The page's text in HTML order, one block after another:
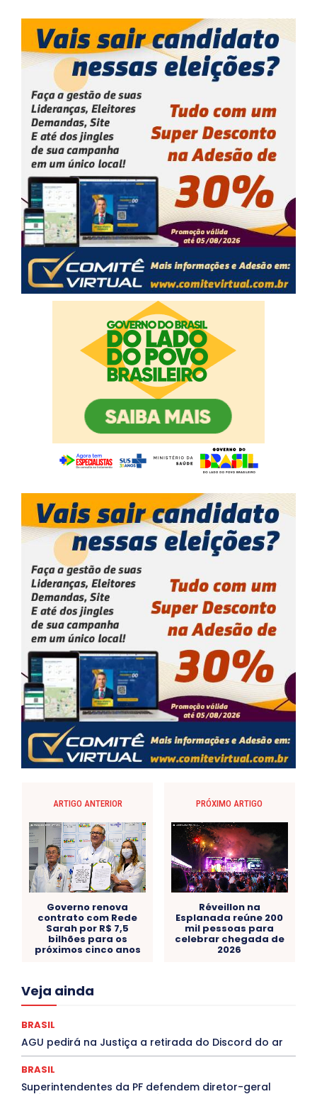
ARTIGO ANTERIOR
Governo renova
contrato com Rede
Sarah por R$ 7,5
bilhões para os
próximos cinco anos
PRÓXIMO ARTIGO
Réveillon na
Esplanada reúne 200
mil pessoas para
celebrar chegada de
2026
Veja ainda
Acre
Congressuanas & Esplanadumas
Covid-19
Crônica Política Crônicas
CULTURA
Cultura e Tal
DANÇA Dengue
Denuncia
DESTAQUES OUTROS
DISTRITO FEDERAL
EDUCAÇÃO
BRASIL
AGU pedirá na Justiça a retirada do Discord do ar
BRASIL
Superintendentes da PF defendem diretor-geral